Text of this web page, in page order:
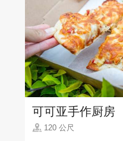
可可亚手作厨房
120 公尺